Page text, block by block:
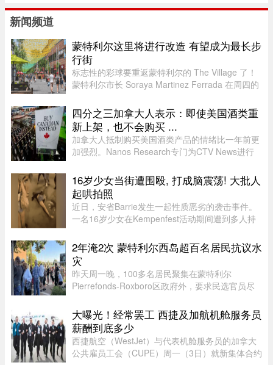
新闻频道
蒙特利尔这里将进行改造 有望成为最长步
行街
标志性的彩球要重返蒙特利尔的 The Village 了！
蒙特利尔市长 Soraya Martinez Ferrada 在周四的
Street East 上空的这些色彩斑斓的小球早已成为该
街区乃至这座城市的象征 ...
四分之三加拿大人表示：即使美国酒类重
新上架，也不会购买 ...
加拿大人抵制购买美国酒类产品的情绪比一年前更
加强烈。Nanos Research专门为CTV News进行
大人表示，即使美国酒类重新摆上货架，他们也不
太可能购买。 ...
16岁少女当街遭围殴, 打成脑震荡! 大批人
起哄拍照
近日，安省Barrie发生一起性质恶劣的袭击事件。
一名16岁少女在Kempenfest活动期间遭到多人持
批年轻人围观、起哄和拍摄，却迟迟没有人上前制
止。据CTV新闻报道，事件发 ...
2年淹2次 蒙特利尔西岛超百名居民抗议水
灾
昨天周一晚，100多名居民聚集在蒙特利尔
Pierrefonds-Roxboro区政府外，要求民选官员尽
水侵袭以来，该区举行的首次市政委员会会议。居
民表示，自己已经花费数万甚至数十 ...
大曝光！经常罢工 西捷及加航机舱服务员
薪酬到底多少
西捷航空（WestJet）与代表机舱服务员的加拿大
公共雇员工会（CUPE）周一（3日）就新集体合约